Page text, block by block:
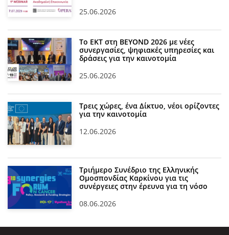
25.06.2026
Το ΕΚΤ στη BEYOND 2026 με νέες
συνεργασίες, ψηφιακές υπηρεσίες και
δράσεις για την καινοτομία
25.06.2026
Τρεις χώρες, ένα Δίκτυο, νέοι ορίζοντες
για την καινοτομία
12.06.2026
Τριήμερο Συνέδριο της Ελληνικής
Ομοσπονδίας Καρκίνου για τις
συνέργειες στην έρευνα για τη νόσο
08.06.2026